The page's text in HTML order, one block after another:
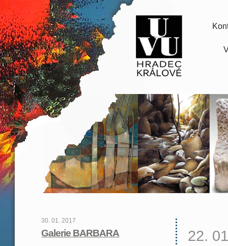
30. 01. 2017
Galerie BARBARA 22.